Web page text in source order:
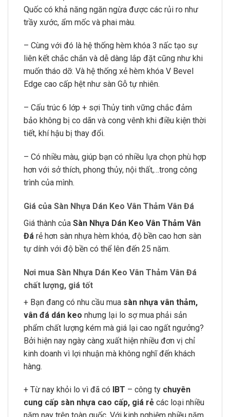
Quốc có khả năng ngăn ngừa được các rủi ro như
trầy xước, ẩm mốc và phai màu.
– Cùng với đó là hệ thống hèm khóa 3 nấc tạo sự
liên kết chắc chắn và dễ dàng lắp đặt cũng như khi
muốn tháo dỡ. Và hệ thống xẻ hèm khóa V Bevel
Edge cao cấp hệt như sàn Gỗ tự nhiên.
– Cấu trúc 6 lớp + sợi Thủy tinh vững chắc đảm
bảo không bị co dãn và cong vênh khi điều kiện thời
tiết, khí hậu bị thay đổi.
– Có nhiều màu, giúp bạn có nhiều lựa chọn phù hợp
hơn với sở thích, phong thủy, nội thất,…trong công
trình của mình.
Giá của Sàn Nhựa Dán Keo Vân Thảm Vân Đá
Giá thành của Sàn Nhựa Dán Keo Vân Thảm Vân
Đá rẻ hơn sàn nhựa hèm khóa, độ bền cao hơn sàn
tự dính với độ bền có thể lên đến 25 năm.
Nơi mua Sàn Nhựa Dán Keo Vân Thảm Vân Đá
chất lượng, giá tốt
+ Bạn đang có nhu cầu mua sàn nhựa vân thảm,
vân đá dán keo nhưng lại lo sợ mua phải sản
phẩm chất lượng kém mà giá lại cao ngất ngưởng?
Bởi hiện nay ngày càng xuất hiện nhiều đơn vị chỉ
kinh doanh vì lợi nhuận mà không nghĩ đến khách
hàng.
+ Từ nay khỏi lo vì đã có IBT – công ty chuyên
cung cấp sàn nhựa cao cấp, giá rẻ các loại nhiều